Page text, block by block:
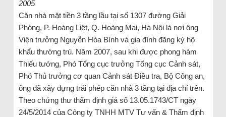
2005
Căn nhà mặt tiền 3 tầng lầu tại số 1307 đường Giải
Phóng, P. Hoàng Liệt, Q. Hoàng Mai, Hà Nội là nơi ông
Viện trưởng Nguyễn Hòa Bình và gia đình đăng ký hộ
khẩu thường trú. Năm 2007, sau khi được phong hàm
Thiếu tướng, Phó Tổng cục trưởng Tổng cục Cảnh sát,
Phó Thủ trưởng cơ quan Cảnh sát Điều tra, Bộ Công an,
ông đã xây dựng trái phép căn nhà 3 tầng tại địa chỉ trên.
Theo chứng thư thẩm định giá số 13.05.1743/CT ngày
24/5/2014 của Công ty TNHH MTV Tư vấn & Thẩm định